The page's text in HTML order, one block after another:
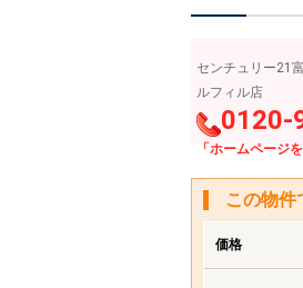
センチュリー21
ルフィル店
0120-
「ホームページ
この物件
価格